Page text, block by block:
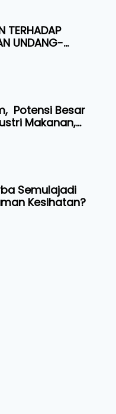
TERHADAP
UNDANG-
KEPADA
Potensi Besar
Makanan,
Penyelidikan
Semulajadi
Kesihatan?